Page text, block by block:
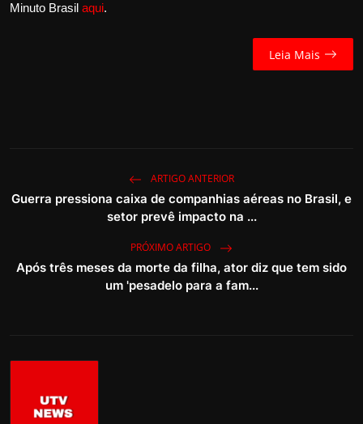
Saúde
Minuto Brasil aqui.
Leia Mais
ARTIGO ANTERIOR
Guerra pressiona caixa de companhias aéreas no Brasil, e
setor prevê impacto na ...
PRÓXIMO ARTIGO
Após três meses da morte da filha, ator diz que tem sido
um 'pesadelo para a fam...